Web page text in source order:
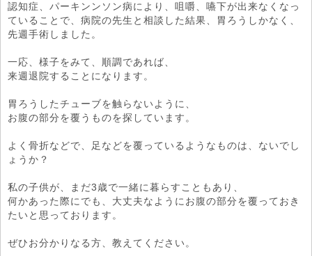
認知症、パーキンンソン病により、咀嚼、嚥下が出来なくなっ
ていることで、病院の先生と相談した結果、胃ろうしかなく、
先週手術しました。
一応、様子をみて、順調であれば、
来週退院することになります。
胃ろうしたチューブを触らないように、
お腹の部分を覆うものを探しています。
よく骨折などで、足などを覆っているようなものは、ないでし
ょうか？
私の子供が、まだ3歳で一緒に暮らすこともあり、
何かあった際にでも、大丈夫なようにお腹の部分を覆っておき
たいと思っております。
ぜひお分かりなる方、教えてください。